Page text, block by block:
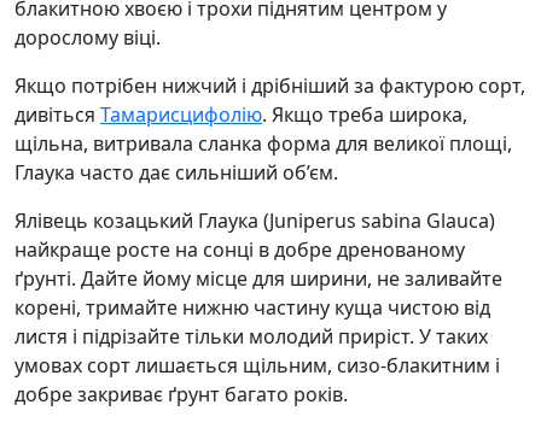
блакитною хвоєю і трохи піднятим центром у
дорослому віці.
Якщо потрібен нижчий і дрібніший за фактурою сорт,
дивіться Тамарисцифолію. Якщо треба широка,
щільна, витривала сланка форма для великої площі,
Глаука часто дає сильніший об’єм.
Ялівець козацький Глаука (Juniperus sabina Glauca)
найкраще росте на сонці в добре дренованому
ґрунті. Дайте йому місце для ширини, не заливайте
корені, тримайте нижню частину куща чистою від
листя і підрізайте тільки молодий приріст. У таких
умовах сорт лишається щільним, сизо-блакитним і
добре закриває ґрунт багато років.